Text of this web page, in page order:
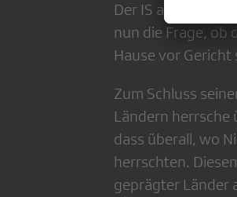
Der IS als
nun die Frage, ob
Hause vor Gericht
Zum Schluss
Ländern herrsche
dass überall, wo
herrschten.
geprägter Länder